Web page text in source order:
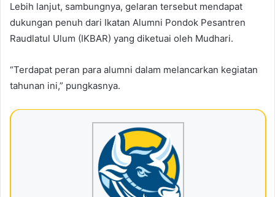
Lebih lanjut, sambungnya, gelaran tersebut mendapat
dukungan penuh dari Ikatan Alumni Pondok Pesantren
Raudlatul Ulum (IKBAR) yang diketuai oleh Mudhari.
“Terdapat peran para alumni dalam melancarkan kegiatan
tahunan ini,” pungkasnya.